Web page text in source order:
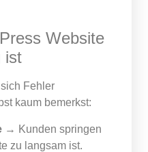
Website
ist
Fehler
kaum bemerkst:
→ Kunden springen
zu langsam ist.